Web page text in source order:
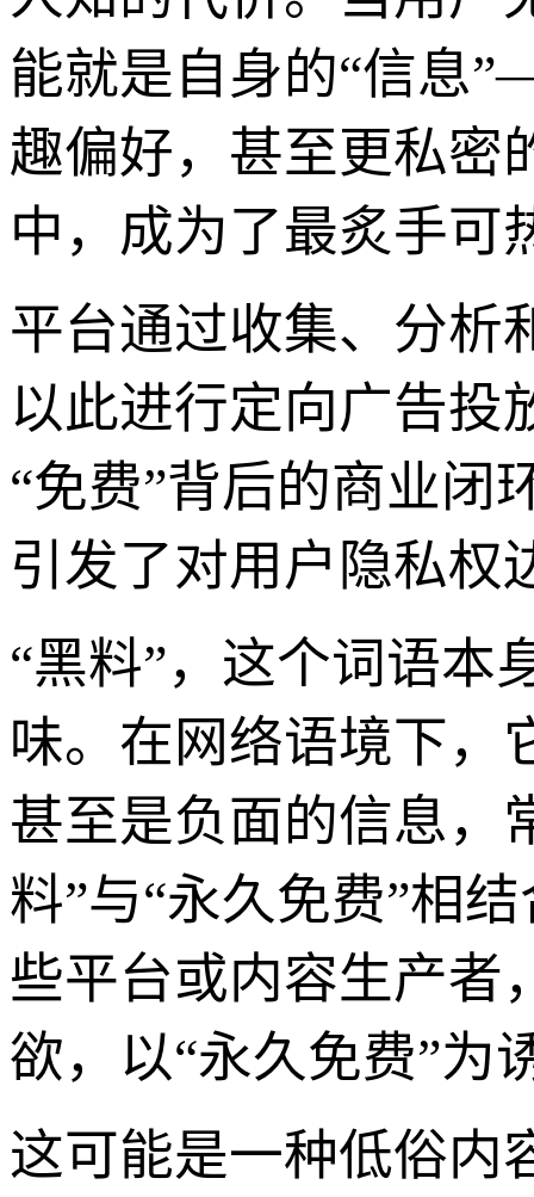
能就是自身的“信息
趣偏好，甚至更私密
中，成为了最炙手可
平台通过收集、分析
以此进行定向广告投
“免费”背后的商业闭
引发了对用户隐私权
“黑料”，这个词语本
味。在网络语境下，
甚至是负面的信息，
料”与“永久免费”相
些平台或内容生产者
欲，以“永久免费”为
这可能是一种低俗内